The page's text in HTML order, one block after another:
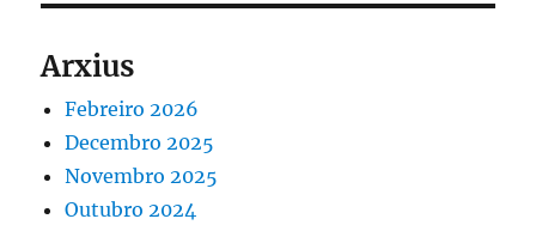
Arxius
Febreiro 2026
Decembro 2025
Novembro 2025
Outubro 2024